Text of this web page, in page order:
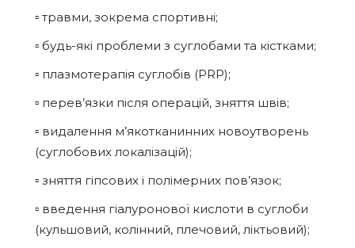
▫️ травми, зокрема спортивні;
▫️ будь-які проблеми з суглобами та кістками;
▫️ плазмотерапія суглобів (PRP);
▫️ перев’язки після операцій, зняття швів;
▫️ видалення м’якотканинних новоутворень
(суглобових локалізацій);
▫️ зняття гіпсових і полімерних пов’язок;
▫️ введення гіалуронової кислоти в суглоби
(кульшовий, колінний, плечовий, ліктьовий);